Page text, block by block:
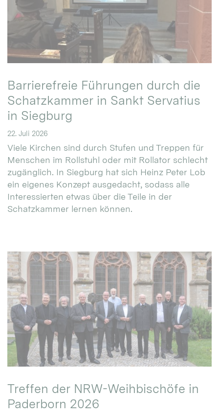
Barrierefreie Führungen durch die
Schatzkammer in Sankt Servatius
in Siegburg
22. Juli 2026
Viele Kirchen sind durch Stufen und Treppen für
Menschen im Rollstuhl oder mit Rollator schlecht
zugänglich. In Siegburg hat sich Heinz Peter Lob
ein eigenes Konzept ausgedacht, sodass alle
Interessierten etwas über die Teile in der
Schatzkammer lernen können.
Treffen der NRW-Weihbischöfe in
Paderborn 2026